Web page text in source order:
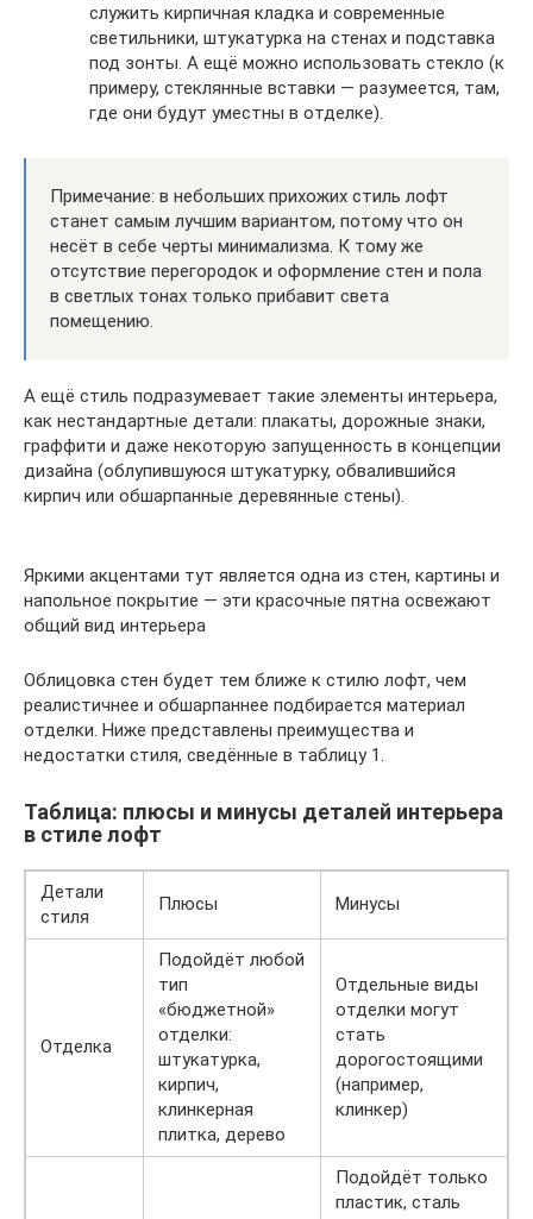
служить кирпичная кладка и современные
светильники, штукатурка на стенах и подставка
под зонты. А ещё можно использовать стекло (к
примеру, стеклянные вставки — разумеется, там,
где они будут уместны в отделке).
Примечание: в небольших прихожих стиль лофт
станет самым лучшим вариантом, потому что он
несёт в себе черты минимализма. К тому же
отсутствие перегородок и оформление стен и пола
в светлых тонах только прибавит света
помещению.
А ещё стиль подразумевает такие элементы интерьера,
как нестандартные детали: плакаты, дорожные знаки,
граффити и даже некоторую запущенность в концепции
дизайна (облупившуюся штукатурку, обвалившийся
кирпич или обшарпанные деревянные стены).
Яркими акцентами тут является одна из стен, картины и
напольное покрытие — эти красочные пятна освежают
общий вид интерьера
Облицовка стен будет тем ближе к стилю лофт, чем
реалистичнее и обшарпаннее подбирается материал
отделки. Ниже представлены преимущества и
недостатки стиля, сведённые в таблицу 1.
Таблица: плюсы и минусы деталей интерьера
в стиле лофт
Детали
стиля
Плюсы Минусы
Отделка
Подойдёт любой
тип
«бюджетной»
отделки:
штукатурка,
кирпич,
клинкерная
плитка, дерево
Отдельные виды
отделки могут
стать
дорогостоящими
(например,
клинкер)
Подойдёт только
пластик, сталь